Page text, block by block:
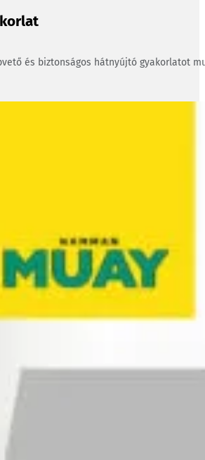
és biztonságos hátnyújtó gyakorlatot